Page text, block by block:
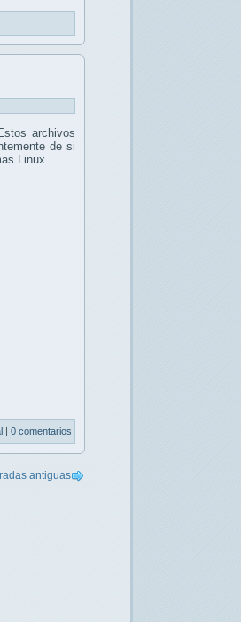
archivos
de si
Linux.
| 0 comentarios
antiguas